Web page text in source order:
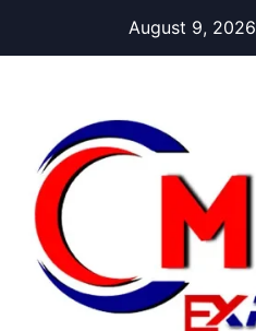
August 9, 2026